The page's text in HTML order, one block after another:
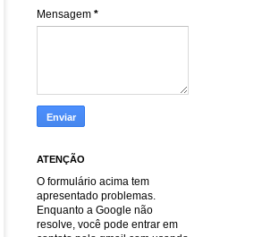
Mensagem *
ATENÇÃO
O formulário acima tem
apresentado problemas.
Enquanto a Google não
resolve, você pode entrar em